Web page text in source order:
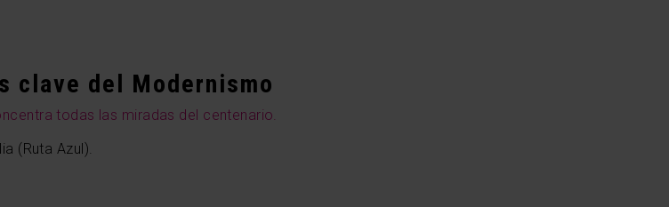
clave del Modernismo
todas las miradas del centenario.
(Ruta Azul).